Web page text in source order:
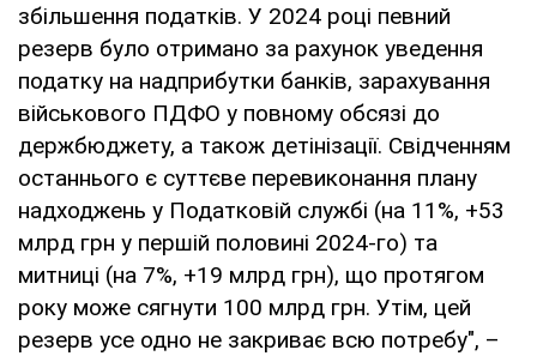
збільшення податків. У 2024 році певний
резерв було отримано за рахунок уведення
податку на надприбутки банків, зарахування
військового ПДФО у повному обсязі до
держбюджету, а також детінізації. Свідченням
останнього є суттєве перевиконання плану
надходжень у Податковій службі (на 11%, +53
млрд грн у першій половині 2024-го) та
митниці (на 7%, +19 млрд грн), що протягом
року може сягнути 100 млрд грн. Утім, цей
резерв усе одно не закриває всю потребу", –